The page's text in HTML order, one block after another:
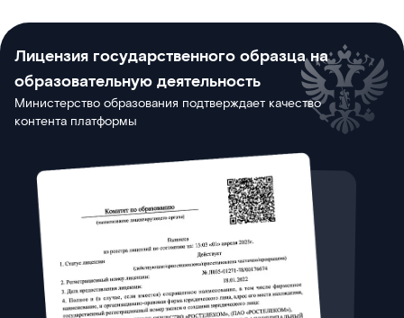
Лицензия государственного образца на
образовательную деятельность
Министерство образования подтверждает качество
контента платформы